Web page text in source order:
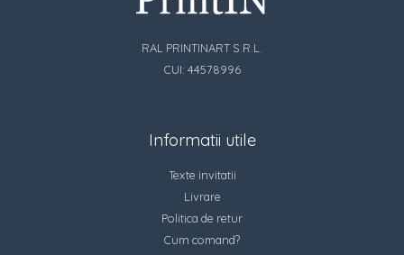
RAL PRINTINART S.R.L.
CUI: 44578996
Informatii utile
Texte invitatii
Livrare
Politica de retur
Cum comand?